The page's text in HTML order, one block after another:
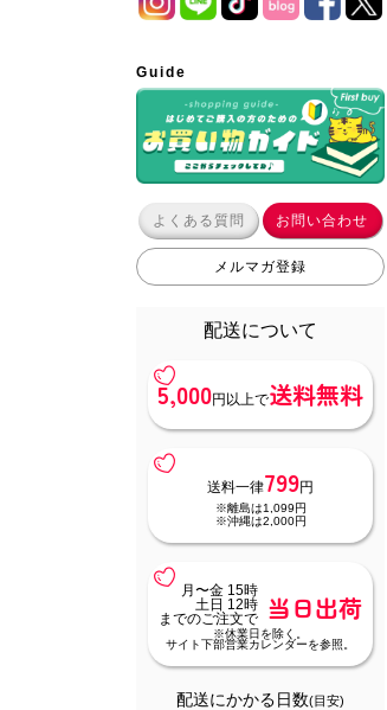
Guide
よくある質問 お問い合わせ
メルマガ登録
配送について
5,000円以上で送料無料
送料一律799円
※離島は1,099円
※沖縄は2,000円
月〜金 15時
土日 12時
までのご注文で
当日出荷
※休業日を除く。
サイト下部営業カレンダーを参照。
配送にかかる日数(目安)